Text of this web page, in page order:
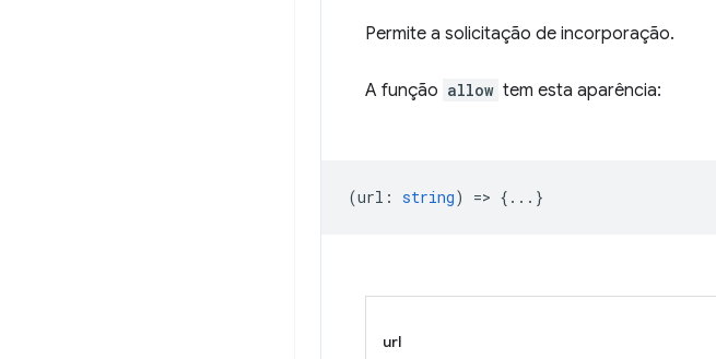
Permite a solicitação de incorporação.
A função allow tem esta aparência:
(url : string) => {...}
url